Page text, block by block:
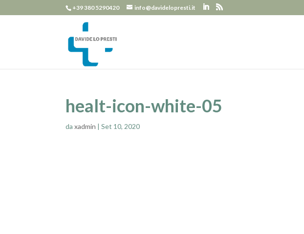
+39 380 5290420 info@davidelopresti.it
healt-icon-white-05
daxadmin |Set 10, 2020